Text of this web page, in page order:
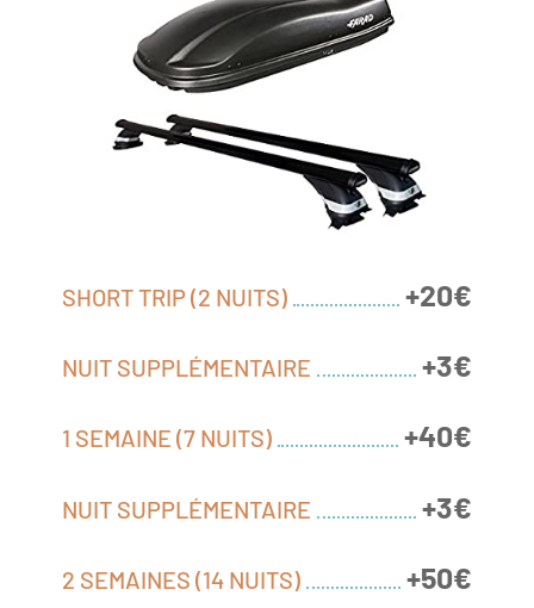
SHORT TRIP (2 NUITS) +20€
NUIT SUPPLÉMENTAIRE +3€
1 SEMAINE (7 NUITS) +40€
NUIT SUPPLÉMENTAIRE +3€
2 SEMAINES (14 NUITS) +50€